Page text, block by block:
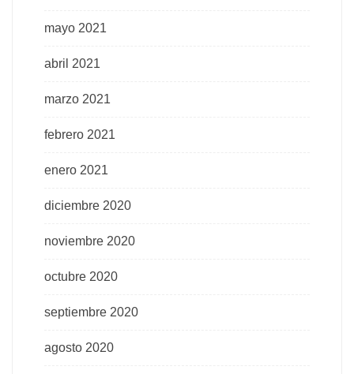
mayo 2021
abril 2021
marzo 2021
febrero 2021
enero 2021
diciembre 2020
noviembre 2020
octubre 2020
septiembre 2020
agosto 2020